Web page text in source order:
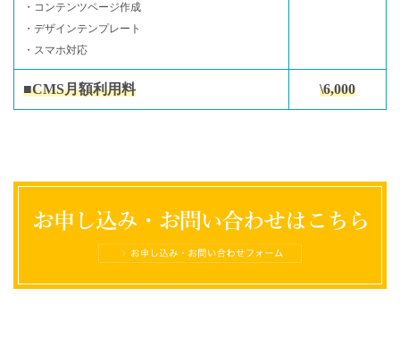
・コンテンツページ作成
・デザインテンプレート
・スマホ対応
■CMS月額利用料 \6,000